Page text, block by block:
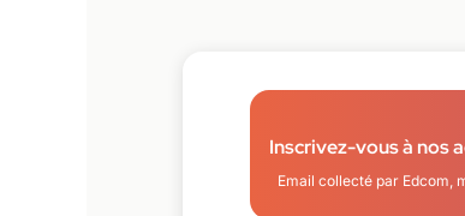
Inscrivez-vous à nos
Email collecté par Edcom,